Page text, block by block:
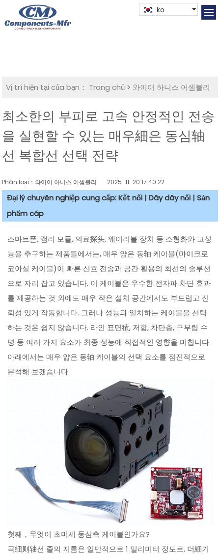
ko
Vị trí hiện tại của bạn： Trang chủ > 와이어 하니스 어셈블리
최소한의 부피로 고속 안정적인 전송
을 실현할 수 있는 매우細은 동심轴
선 복합선 선택 전략
Phân loại：와이어 하니스 어셈블리 2025-11-20 17:40:22
Đại lý chuyên nghiệp cung cấp: Kết nối | Dây dây nối | Sản
phẩm cáp
스마트폰, 캠러 모듈, 의료探头, 웨어러블 장치 등 소형화와 고성
능을 추구하는 제품들에서는, 매우 얇은 동轴 케이블(마이크로
코아실 케이블)이 빠른 신호 전송과 공간 활용의 최선의 솔루션
으로 자리 잡고 있습니다. 이 케이블은 우수한 전자파 차단 효과
를 제공하는 것 외에도 매우 작은 설치 공간에서도 부드럽고 신
뢰성 있게 작동합니다. 그러나 성능과 일치하는 케이블을 선택
하는 것은 쉽지 않습니다. 라인 표면積, 저항, 차단층, 구부림 수
명 등 여러 가지 요소가 최종 성능에 직접적인 영향을 미칩니다.
아래에서는 매우 얇은 동轴 케이블의 선택 요소를 점진적으로
분석해 보겠습니다.
첫째，무엇이 초미세 동심축 케이블인가요?
극细则轴선 줄의 지름은 일반적으로 1 밀리미터 정도로, 더細기